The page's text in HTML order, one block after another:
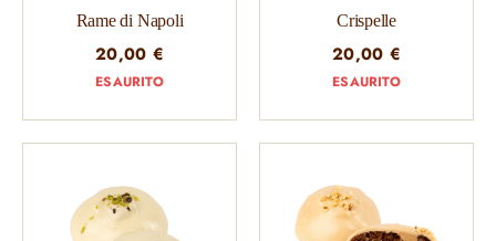
Rame di Napoli
20,00 €
ESAURITO
Crispelle
20,00 €
ESAURITO